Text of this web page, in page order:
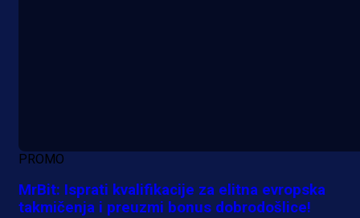
PROMO
MrBit: Isprati kvalifikacije za elitna evropska
takmičenja i preuzmi bonus dobrodošlice!